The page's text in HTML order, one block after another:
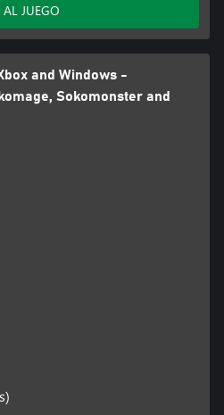
AL JUEGO
and Windows -
Sokomonster and